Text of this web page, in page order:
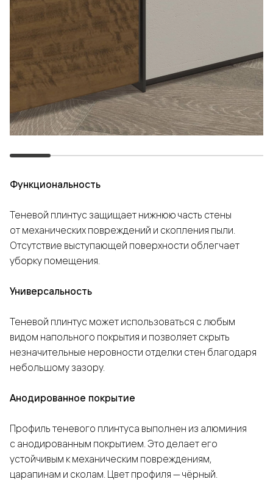
Функциональность
Теневой плинтус защищает нижнюю часть стены
от механических повреждений и скопления пыли.
Отсутствие выступающей поверхности облегчает
уборку помещения.
Универсальность
Теневой плинтус может использоваться с любым
видом напольного покрытия и позволяет скрыть
незначительные неровности отделки стен благодаря
небольшому зазору.
Анодированное покрытие
Профиль теневого плинтуса выполнен из алюминия
с анодированным покрытием. Это делает его
устойчивым к механическим повреждениям,
царапинам и сколам. Цвет профиля — чёрный.